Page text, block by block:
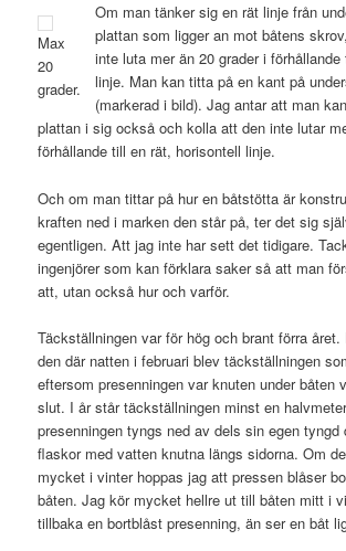
Max
20
grader.
Om man tänker sig en rät linje från
plattan som ligger an mot båtens
inte luta mer än 20 grader i
linje. Man kan titta på en kant på
(markerad i bild). Jag antar att man
plattan i sig också och kolla att den inte lutar
förhållande till en rät, horisontell linje.
Och om man tittar på hur en båtstötta är
kraften ned i marken den står på, ter det sig
egentligen. Att jag inte har sett det tidigare.
ingenjörer som kan förklara saker så att man
att, utan också hur och varför.
Täckställningen var för hög och brant förra
den där natten i februari blev täckställningen
eftersom presenningen var knuten under båten
slut. I år står täckställningen minst en
presenningen tyngs ned av dels sin egen tyngd
flaskor med vatten knutna längs sidorna. Om
mycket i vinter hoppas jag att pressen blåser
båten. Jag kör mycket hellre ut till båten mitt i
tillbaka en bortblåst presenning, än ser en båt